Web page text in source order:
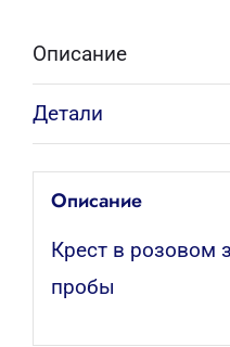
Описание
Детали
Описание
Крест в розовом
пробы